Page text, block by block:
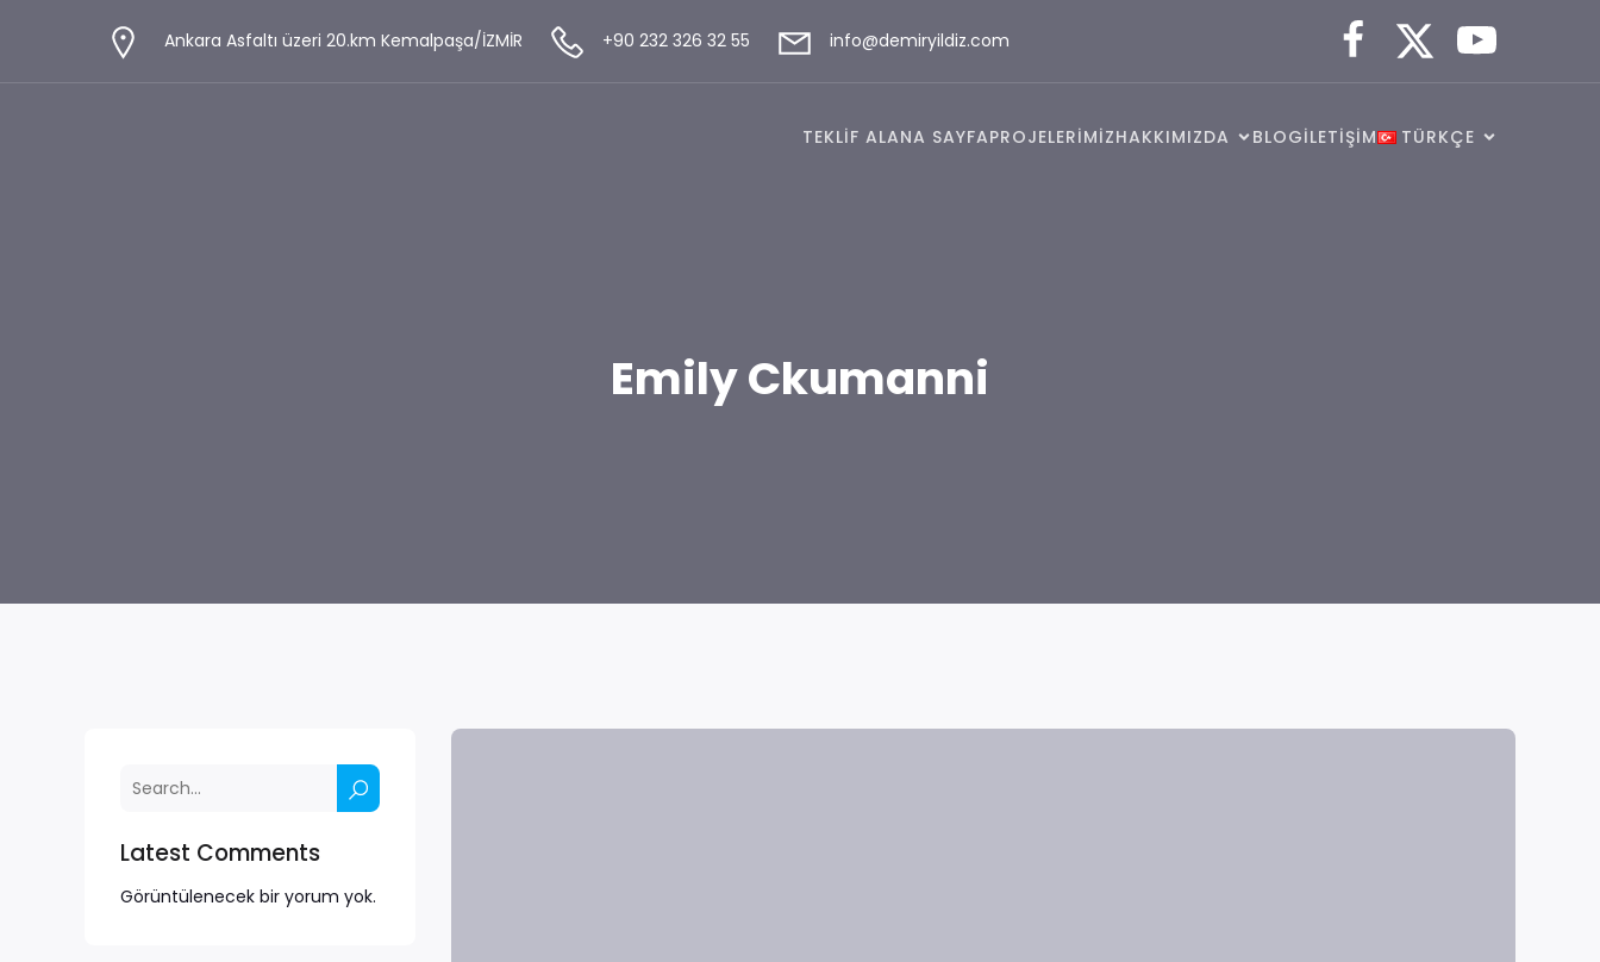
Ankara Asfaltı üzeri 20.km Kemalpaşa/İZMİR +90 232 326 32 55 info@demiryildiz.com
TEKLİF ALANA SAYFAPROJELERİMİZHAKKIMIZDA BLOGİLETİŞİM TÜRKÇE
Emily Ckumanni
Latest Comments
Görüntülenecek bir yorum yok.